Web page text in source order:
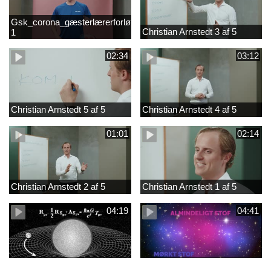
Gsk_corona_gæsterlærerforløb_Axelsen_del
1
Christian Arnstedt 3 af 5
02:34
Christian Arnstedt 5 af 5
03:12
Christian Arnstedt 4 af 5
01:01
Christian Arnstedt 2 af 5
02:14
Christian Arnstedt 1 af 5
04:19 04:41